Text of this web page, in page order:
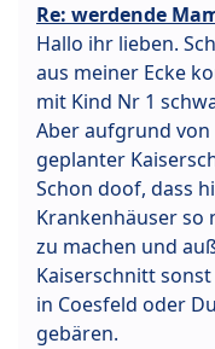
Re: werdende
Hallo ihr lieben.
aus meiner Ecke
mit Kind Nr 1
Aber aufgrund von
geplanter
Schon doof, dass
Krankenhäuser so
zu machen und
Kaiserschnitt
in Coesfeld oder
gebären.